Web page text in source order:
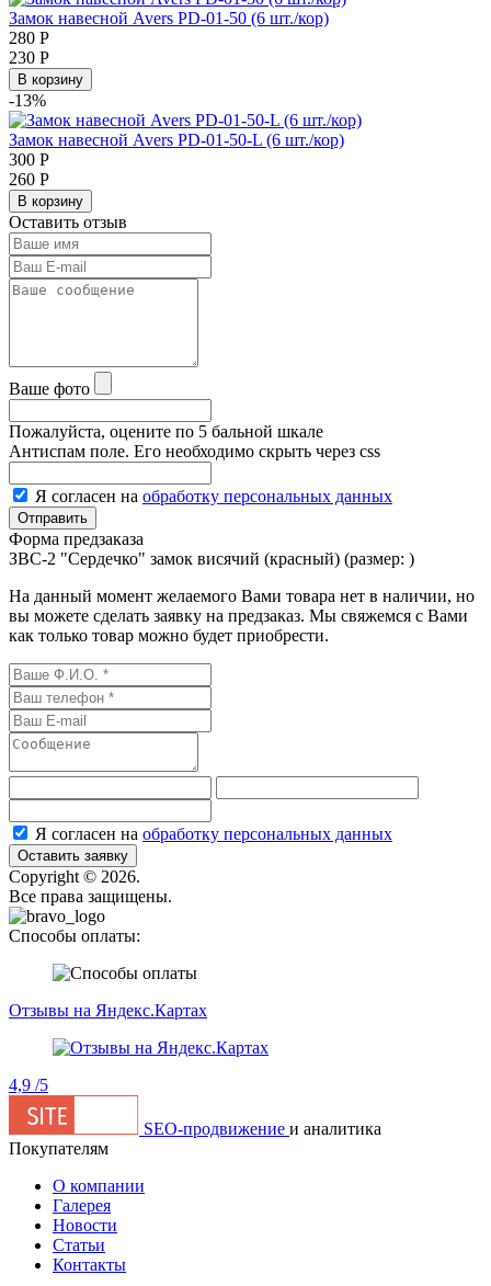
Замок навесной Avers PD-01-50 (6 шт./кор)
280 Р
230 Р
В корзину
-13%
Замок навесной Avers PD-01-50-L (6 шт./кор)
300 Р
260 Р
В корзину
Оставить отзыв
Ваше фото
Пожалуйста, оцените по 5 бальной шкале
Антиспам поле. Его необходимо скрыть через css
Я согласен на обработку персональных данных
Форма предзаказа
ЗВС-2 "Сердечко" замок висячий (красный) (размер: )
На данный момент желаемого Вами товара нет в наличии, но
вы можете сделать заявку на предзаказ. Мы свяжемся с Вами
как только товар можно будет приобрести.
Я согласен на обработку персональных данных
Оставить заявку
Сopyright © 2026.
Все права защищены.
Способы оплаты:
Отзывы на Яндекс.Картах
4,9 /5
SEO-продвижение и аналитика
Покупателям
О компании
Галерея
Новости
Статьи
Контакты